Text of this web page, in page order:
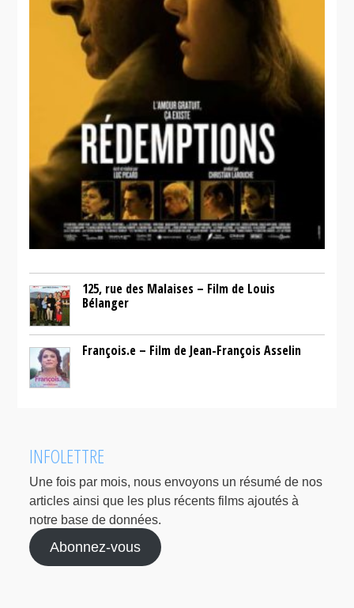
125, rue des Malaises – Film de Louis
Bélanger
François.e – Film de Jean-François Asselin
INFOLETTRE
Une fois par mois, nous envoyons un résumé de nos
articles ainsi que les plus récents films ajoutés à
notre base de données.
Abonnez-vous